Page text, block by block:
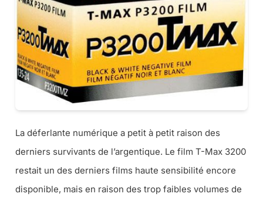
La déferlante numérique a petit à petit raison des
derniers survivants de l’argentique. Le film T-Max 3200
restait un des derniers films haute sensibilité encore
disponible, mais en raison des trop faibles volumes de